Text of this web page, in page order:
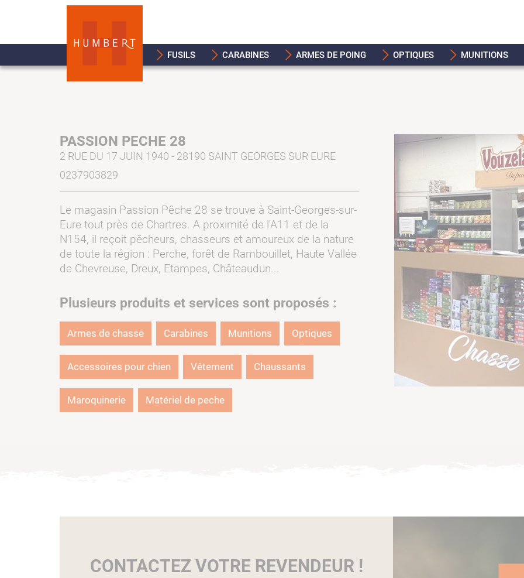
FUSILS CARABINES ARMES DE POING OPTIQUES MUNITIONS
PASSION PECHE 28
2 RUE DU 17 JUIN 1940 - 28190 SAINT GEORGES SUR EURE
0237903829
Le magasin Passion Pêche 28 se trouve à Saint-Georges-sur-
Eure tout près de Chartres. A proximité de l'A11 et de la
N154, il reçoit pêcheurs, chasseurs et amoureux de la nature
de toute la région : Perche, forêt de Rambouillet, Haute Vallée
de Chevreuse, Dreux, Etampes, Châteaudun...
Plusieurs produits et services sont proposés :
Armes de chasse Carabines Munitions Optiques
Accessoires pour chien Vêtement Chaussants
Maroquinerie Matériel de peche
CONTACTEZ VOTRE REVENDEUR !